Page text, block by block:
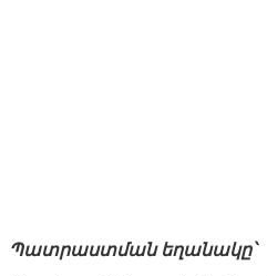
Պատրաստման եղանակը՝